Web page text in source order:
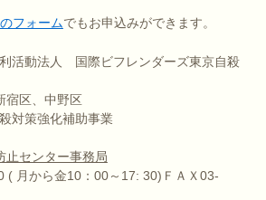
フォームでもお申込みができます。
活動法人 国際ビフレンダーズ東京自殺
区、中野区
対策強化補助事業
止センター事務局
( 月から金10：00～17: 30)ＦＡＸ03-